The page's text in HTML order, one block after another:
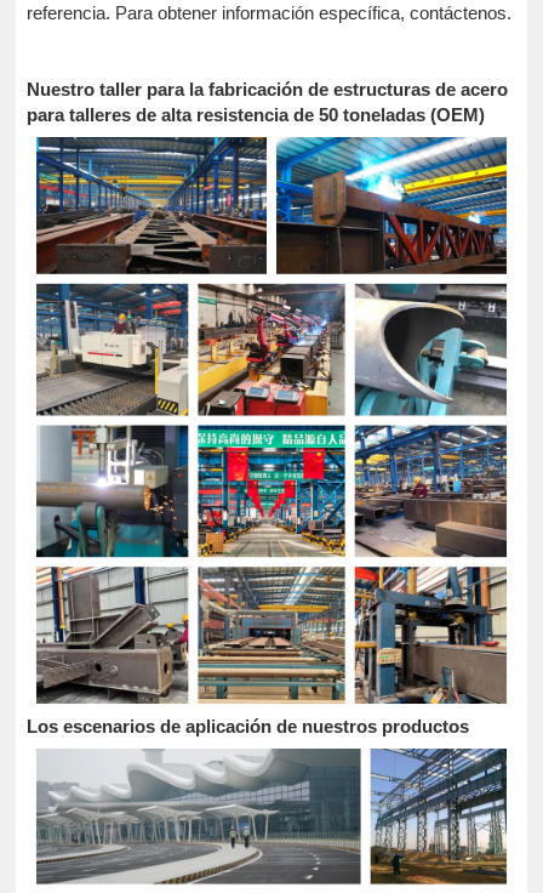
referencia. Para obtener información específica, contáctenos.
Nuestro taller para la fabricación de estructuras de acero
para talleres de alta resistencia de 50 toneladas (OEM)
Los escenarios de aplicación de nuestros productos